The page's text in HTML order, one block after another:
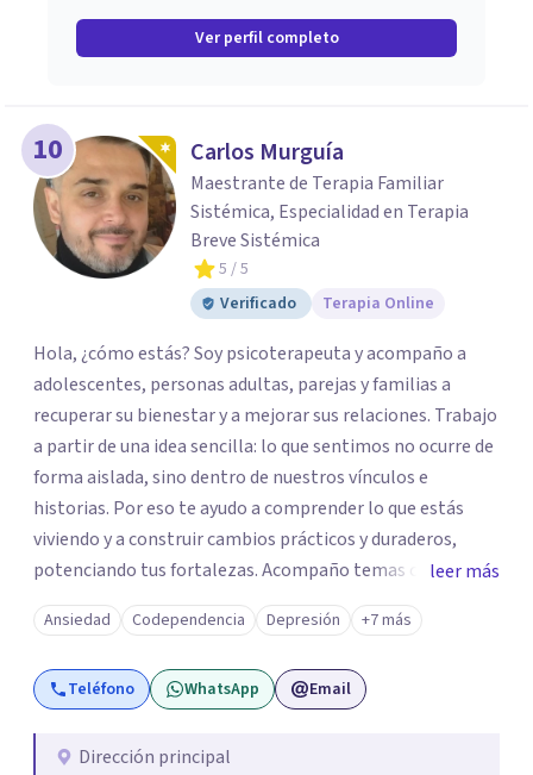
Ver perfil completo
10 Carlos Murguía
Maestrante de Terapia Familiar
Sistémica, Especialidad en Terapia
Breve Sistémica
5 / 5
Verificado
Terapia Online
Hola, ¿cómo estás? Soy psicoterapeuta y acompaño a
adolescentes, personas adultas, parejas y familias a
recuperar su bienestar y a mejorar sus relaciones. Trabajo
a partir de una idea sencilla: lo que sentimos no ocurre de
forma aislada, sino dentro de nuestros vínculos e
historias. Por eso te ayudo a comprender lo que estás
viviendo y a construir cambios prácticos y duraderos,
potenciando tus fortalezas. Acompaño temas como
ansiedad, depresión, duelo, autoestima, estrés laboral y
dificultades de pareja o familia. Brindo psicoterapia
presencial en Guadalajara y también en línea. Si sientes
que es momento de dar el primer paso, puedes agendar
Psicoterapia individual -Terapia familiar -Terapia de
leer más
Ansiedad Codependencia Depresión +7 más
Teléfono WhatsApp Email
Dirección principal